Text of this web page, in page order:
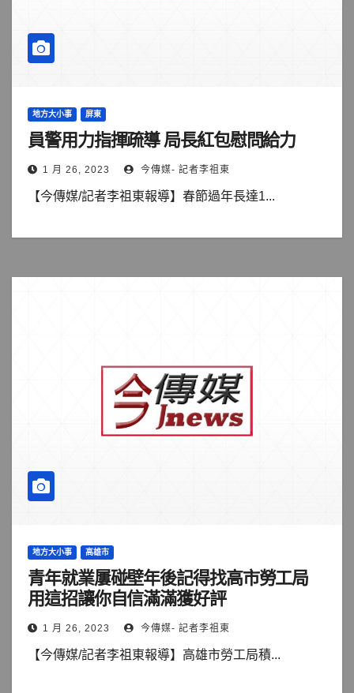
地方大小事 屏東
員警用力指揮疏導 局長紅包慰問給力
1 月 26, 2023 今傳媒- 記者李祖東
【今傳媒/記者李祖東報導】春節過年長達1...
地方大小事 高雄市
青年就業屢碰壁年後記得找高市勞工局
用這招讓你自信滿滿獲好評
1 月 26, 2023 今傳媒- 記者李祖東
【今傳媒/記者李祖東報導】高雄市勞工局積...